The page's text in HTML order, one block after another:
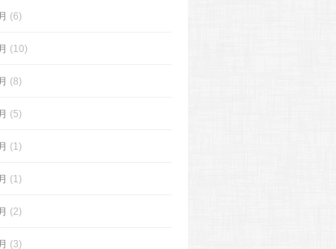
(6)
(10)
(8)
(5)
(1)
(1)
(2)
(3)